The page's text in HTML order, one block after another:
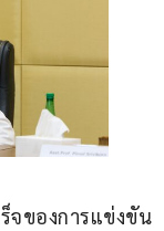
จของการแข่งขัน